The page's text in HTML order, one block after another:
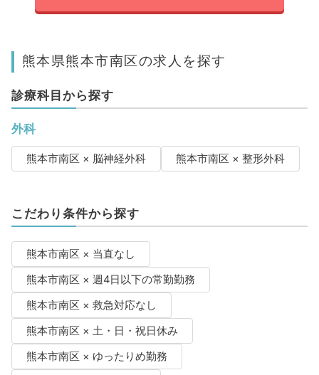
熊本県熊本市南区の求人を探す
診療科目から探す
外科
熊本市南区 × 脳神経外科 熊本市南区 × 整形外科
こだわり条件から探す
熊本市南区 × 当直なし
熊本市南区 × 週4日以下の常勤勤務
熊本市南区 × 救急対応なし
熊本市南区 × 土・日・祝日休み
熊本市南区 × ゆったりめ勤務